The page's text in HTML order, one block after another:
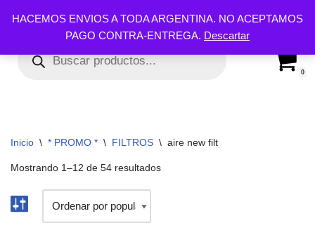
HACEMOS ENVIOS A TODA ARGENTINA. NO ACEPTAMOS
PAGO CONTRA-ENTREGA. Descartar
al
contenido
0
Inicio \ * PROMO * \ FILTROS \ aire new filt
Mostrando 1–12 de 54 resultados